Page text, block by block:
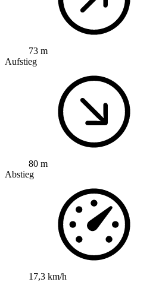
73 m
Aufstieg
80 m
Abstieg
17,3 km/h